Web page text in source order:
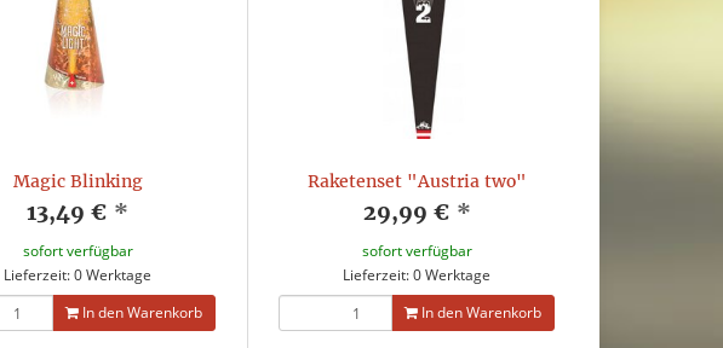
Magic Blinking
13,49 € *
sofort verfügbar
Lieferzeit: 0 Werktage
In den Warenkorb
Raketenset "Austria two"
29,99 € *
sofort verfügbar
Lieferzeit: 0 Werktage
In den Warenkorb